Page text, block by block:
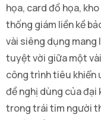
họa, card đồ họa,
thống giám liền kề
vài siêng dụng mang
tuyệt vời giữa một
công trình tiêu khiển
đề nghị dùng của đại
trong trái tim người